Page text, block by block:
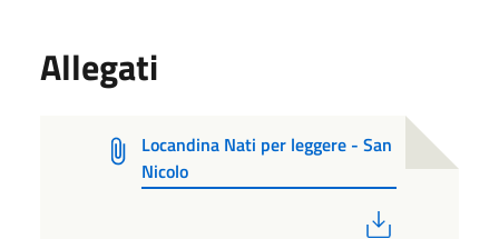
Allegati
Locandina Nati per leggere - San
Nicolo